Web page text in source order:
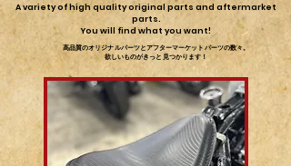
A variety of high quality original parts and aftermarket
parts.
You will find what you want!
高品質のオリジナルパーツとアフターマーケットパーツの数々。
欲しいものがきっと見つかります！